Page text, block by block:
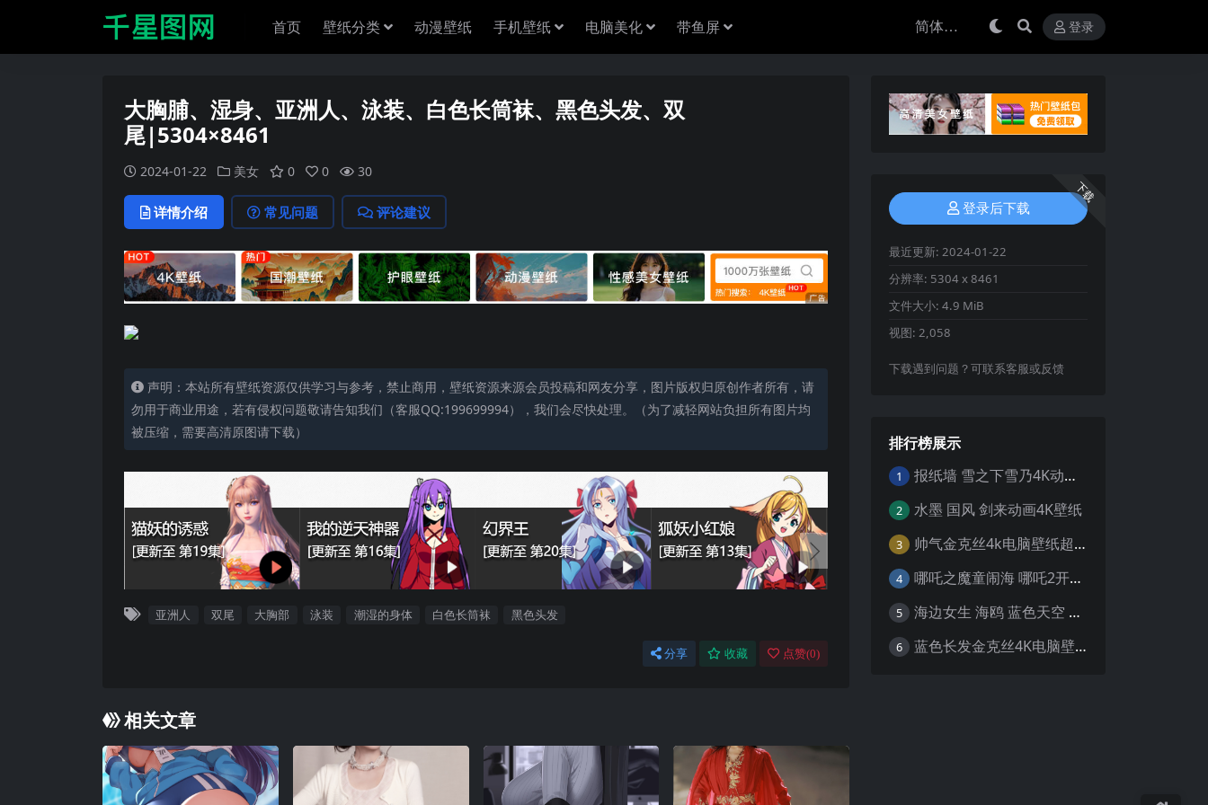
首页 壁纸分类 动漫壁纸 手机壁纸 电脑美化 带鱼屏 登录
大胸脯、湿身、亚洲人、泳装、白色长筒袜、黑色头发、双
尾|5304×8461
2024-01-22 美女 0 0 30
详情介绍 常见问题 评论建议
声明：本站所有壁纸资源仅供学习与参考，禁止商用，壁纸资源来源会员投稿和网友分享，图片版权归原创作者所有，请
勿用于商业用途，若有侵权问题敬请告知我们（客服QQ:199699994），我们会尽快处理。（为了减轻网站负担所有图片均
被压缩，需要高清原图请下载）
亚洲人 双尾 大胸部 泳装 潮湿的身体 白色长筒袜 黑色头发
分享 收藏 点赞(0)
相关文章
下载
登录后下载
最近更新: 2024-01-22
分辨率: 5304 x 8461
文件大小: 4.9 MiB
视图: 2,058
下载遇到问题？可联系客服或反馈
排行榜展示
1 报纸墙 雪之下雪乃4K动漫壁纸
2 水墨 国风 剑来动画4K壁纸
3 帅气金克丝4k电脑壁纸超清
4 哪吒之魔童闹海 哪吒2开场4K壁纸
5 海边女生 海鸥 蓝色天空 4K壁纸
6 蓝色长发金克丝4K电脑壁纸